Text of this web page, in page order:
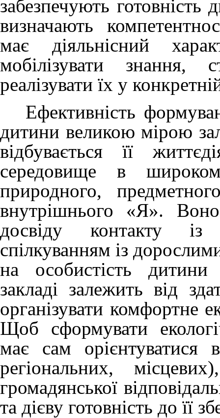
забезпечують
визначають
має діяльнісний
мобілізувати знання,
реалізувати їх у
Ефективність
дитини великою мірою
відбувається її
середовище в
природного,
внутрішнього «Я».
досвіду контакту
спілкуванням із
на особистість
закладі залежить від
організувати комфортне
Щоб сформувати
має сам орієнтуватися
регіональних,
громадянської
та дієву готовність до її